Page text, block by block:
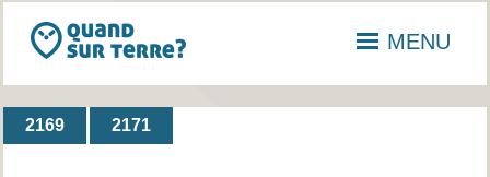
MENU
2169 2171